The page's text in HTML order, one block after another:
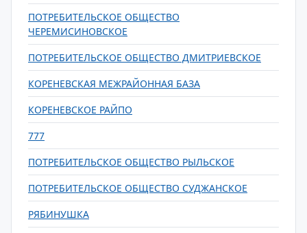
ПОТРЕБИТЕЛЬСКОЕ ОБЩЕСТВО
ЧЕРЕМИСИНОВСКОЕ
ПОТРЕБИТЕЛЬСКОЕ ОБЩЕСТВО ДМИТРИЕВСКОЕ
КОРЕНЕВСКАЯ МЕЖРАЙОННАЯ БАЗА
КОРЕНЕВСКОЕ РАЙПО
777
ПОТРЕБИТЕЛЬСКОЕ ОБЩЕСТВО РЫЛЬСКОЕ
ПОТРЕБИТЕЛЬСКОЕ ОБЩЕСТВО СУДЖАНСКОЕ
РЯБИНУШКА